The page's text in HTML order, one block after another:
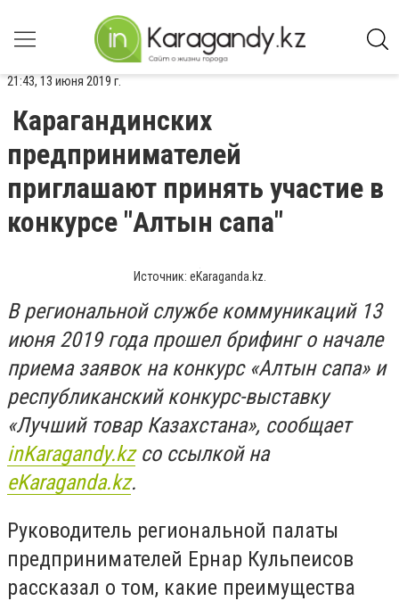
21:43, 13 июня 2019 г.
Карагандинских
предпринимателей
приглашают принять участие в
конкурсе "Алтын сапа"
Источник: еKaraganda.kz.
В региональной службе коммуникаций 13
июня 2019 года прошел брифинг о начале
приема заявок на конкурс «Алтын сапа» и
республиканский конкурс-выставку
«Лучший товар Казахстана», сообщает
inKaragandy.kzсо ссылкой на
еKaraganda.kz.
Руководитель региональной палаты
предпринимателей Ернар Кульпеисов
рассказал о том, какие преимущества